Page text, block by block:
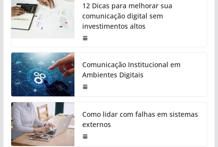
12 Dicas para melhorar sua
comunicação digital sem
investimentos altos
Comunicação Institucional em
Ambientes Digitais
Como lidar com falhas em sistemas
externos